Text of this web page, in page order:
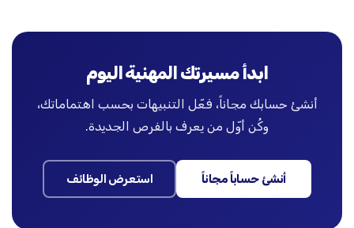
ابدأ مسيرتك المهنية اليوم
أنشئ حسابك مجاناً، فعّل التنبيهات بحسب اهتماماتك،
وكُن أوّل من يعرف بالفرص الجديدة.
أنشئ حساباً مجاناً استعرض الوظائف